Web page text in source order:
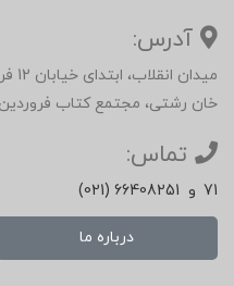
آدرس:
خان رشتی، مجتمع کتاب
تماس:
(021) 66408251 و 71
درباره ما